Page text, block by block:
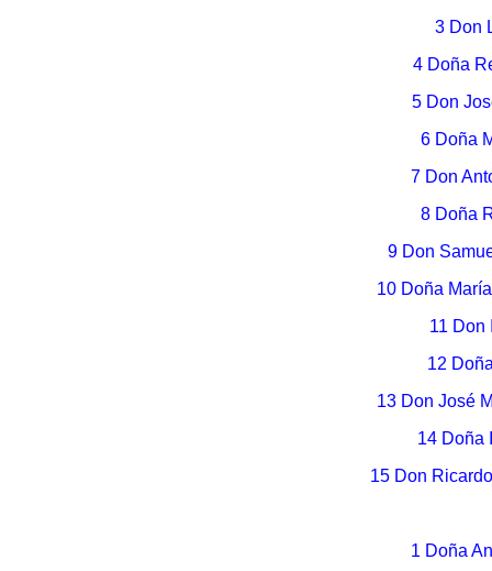
3 Don
4 Doña
5 Don
6 Doña
7 Don
8 Doña
9 Don
10 Doña
11 Don
12
13 Don José
14 Doña
15 Don
1 Doña